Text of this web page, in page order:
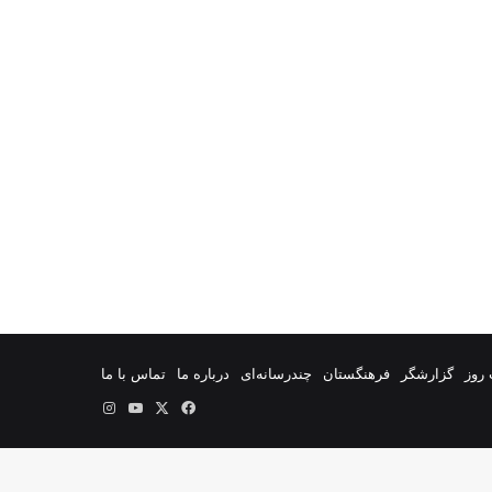
گزارشگر فرهنگستان چندرسانه‌ای درباره ما
تماس با ما
فیس
یوتیوب